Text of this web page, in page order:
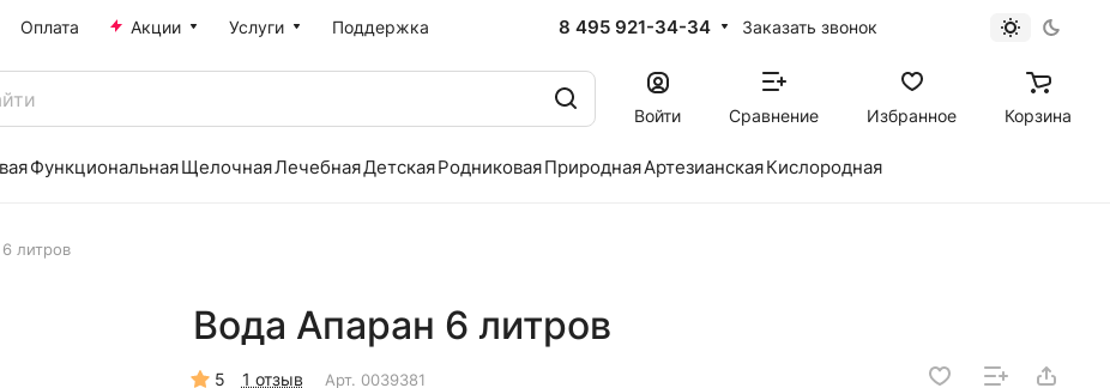
Оплата Акции Услуги Поддержка 8 495 921-34-34 Заказать звонок
Войти Сравнение Избранное Корзина
ФункциональнаяЩелочнаяЛечебнаяДетскаяРодниковаяПрироднаяАртезианскаяКислородная
литров
Вода Апаран 6 литров
5 1 отзыв Арт. 0039381